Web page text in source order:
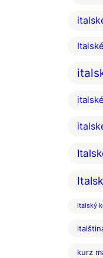
italský
kurz